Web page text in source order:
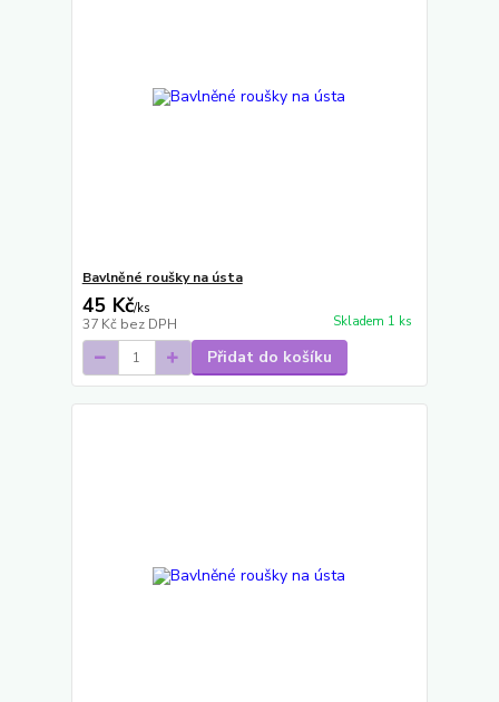
Bavlněné roušky na ústa
45 Kč/ks
37 Kč bez DPH Skladem 1 ks
Přidat do košíku